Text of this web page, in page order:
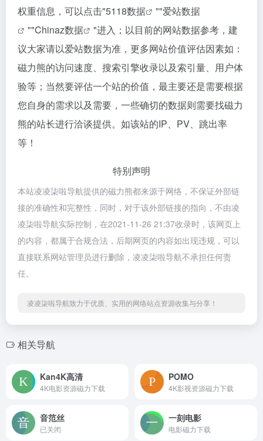
权重信息，可以点击"5118数据 ""爱站数据
""Chinaz数据
"进入；以目前的网站数据参考，建
议大家请以爱站数据为准，更多网站价值评估因素如：
磁力熊的访问速度、搜索引擎收录以及索引量、用户体
验等；当然要评估一个站的价值，最主要还是需要根据
您自身的需求以及需要，一些确切的数据则需要找磁力
熊的站长进行洽谈提供。如该站的IP、PV、跳出率
等！
特别声明
本站凌凌柒啦导航提供的磁力熊都来源于网络，不保证外部链
接的准确性和完整性，同时，对于该外部链接的指向，不由凌
凌柒啦导航实际控制，在2021-11-26 21:37收录时，该网页上
的内容，都属于合规合法，后期网页的内容如出现违规，可以
直接联系网站管理员进行删除，凌凌柒啦导航不承担任何责
任。
凌凌柒啦导航致力于优质、实用的网络站点资源收集与分享！
相关导航
Kan4K高清
4K电影资源磁力下载
POMO
4K影视资源磁力下载
音范丝
已关闭
一刻电影
电影磁力下载